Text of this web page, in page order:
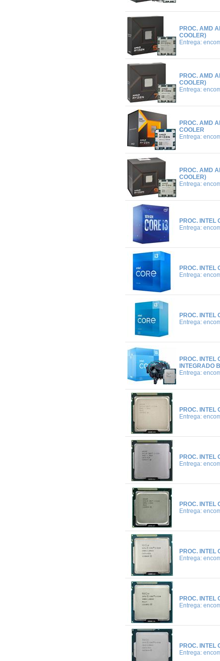
PROC. AMD
COOLER)
Entrega:
PROC. AMD
COOLER)
Entrega:
PROC. AMD
COOLER
Entrega:
PROC. AMD
COOLER)
Entrega:
PROC. INTEL
Entrega:
PROC. INTEL
Entrega:
PROC. INTEL
Entrega:
PROC. INTEL
INTEGRADO
Entrega:
PROC. INTEL
Entrega:
PROC. INTEL
Entrega:
PROC. INTEL
Entrega:
PROC. INTEL
Entrega:
PROC. INTEL
Entrega:
PROC. INTEL
Entrega: